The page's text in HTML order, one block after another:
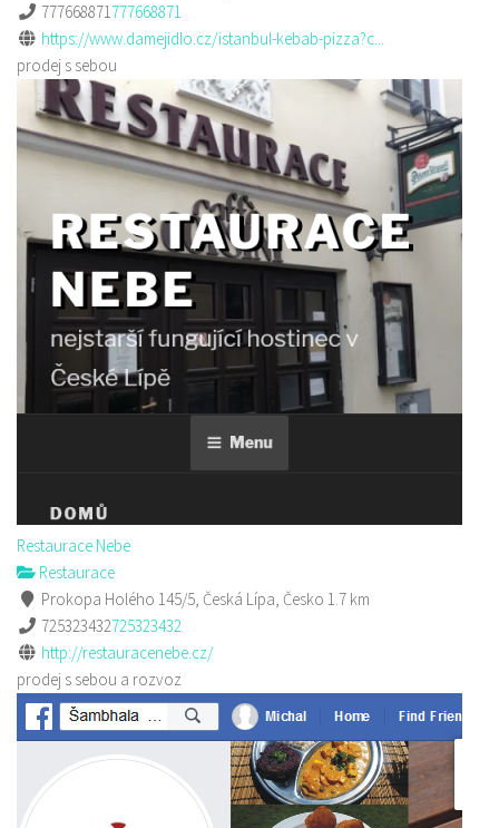
777668871777668871
https://www.damejidlo.cz/istanbul-kebab-pizza?c...
prodej s sebou
Restaurace Nebe
Restaurace
Prokopa Holého 145/5, Česká Lípa, Česko 1.7 km
725323432725323432
http://restauracenebe.cz/
prodej s sebou a rozvoz